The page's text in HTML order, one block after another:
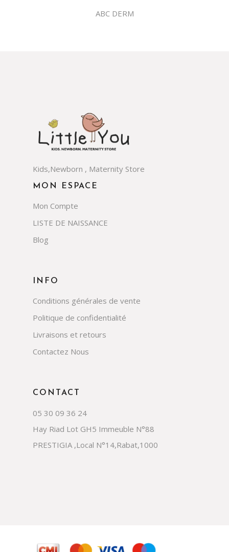
ABC DERM
CONTACT
05 30 09 36 24
Hay Riad Lot GH5 Immeuble N°88
PRESTIGIA ,Local N°14,Rabat,1000
INFO
Conditions générales de vente
Politique de confidentialité
Livraisons et retours
Contactez Nous
MON ESPACE
Mon Compte
LISTE DE NAISSANCE
Blog
Kids,Newborn , Maternity Store